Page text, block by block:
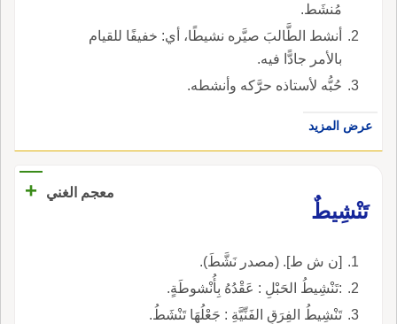
مُنشَط.
أنشط الطَّالبَ صيَّره نشيطًا، أي: خفيفًا للقيام
بالأمر جادًّا فيه.
حُبُّه لأستاذه حرَّكه وأنشطه.
عرض المزيد
معجم الغني
+
تَنْشِيطٌ
[ن ش ط]. (مصدر نَشَّطَ).
:تَنْشِيطُ الحَبْلِ : عَقْدُهُ بِأُنْشوطَةٍ.
تَنْشِيطُ الفِرَقِ الفَنِّيَّةِ : جَعْلُهَا تَنْشَطُ.